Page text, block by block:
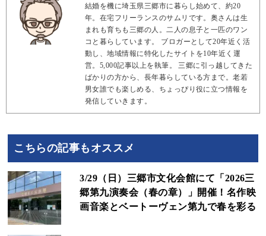
結婚を機に埼玉県三郷市に暮らし始めて、約20
年。在宅フリーランスのサムリです。奥さんは生
まれも育ちも三郷の人。二人の息子と一匹のワン
コと暮らしています。 ブロガーとして20年近く活
動し、地域情報に特化したサイトを10年近く運
営。5,000記事以上を執筆。 三郷に引っ越してきた
ばかりの方から、長年暮らしている方まで。老若
男女誰でも楽しめる、ちょっぴり役に立つ情報を
発信していきます。
こちらの記事もオススメ
3/29（日）三郷市文化会館にて「2026三
郷第九演奏会（春の章）」開催！名作映
画音楽とベートーヴェン第九で春を彩る